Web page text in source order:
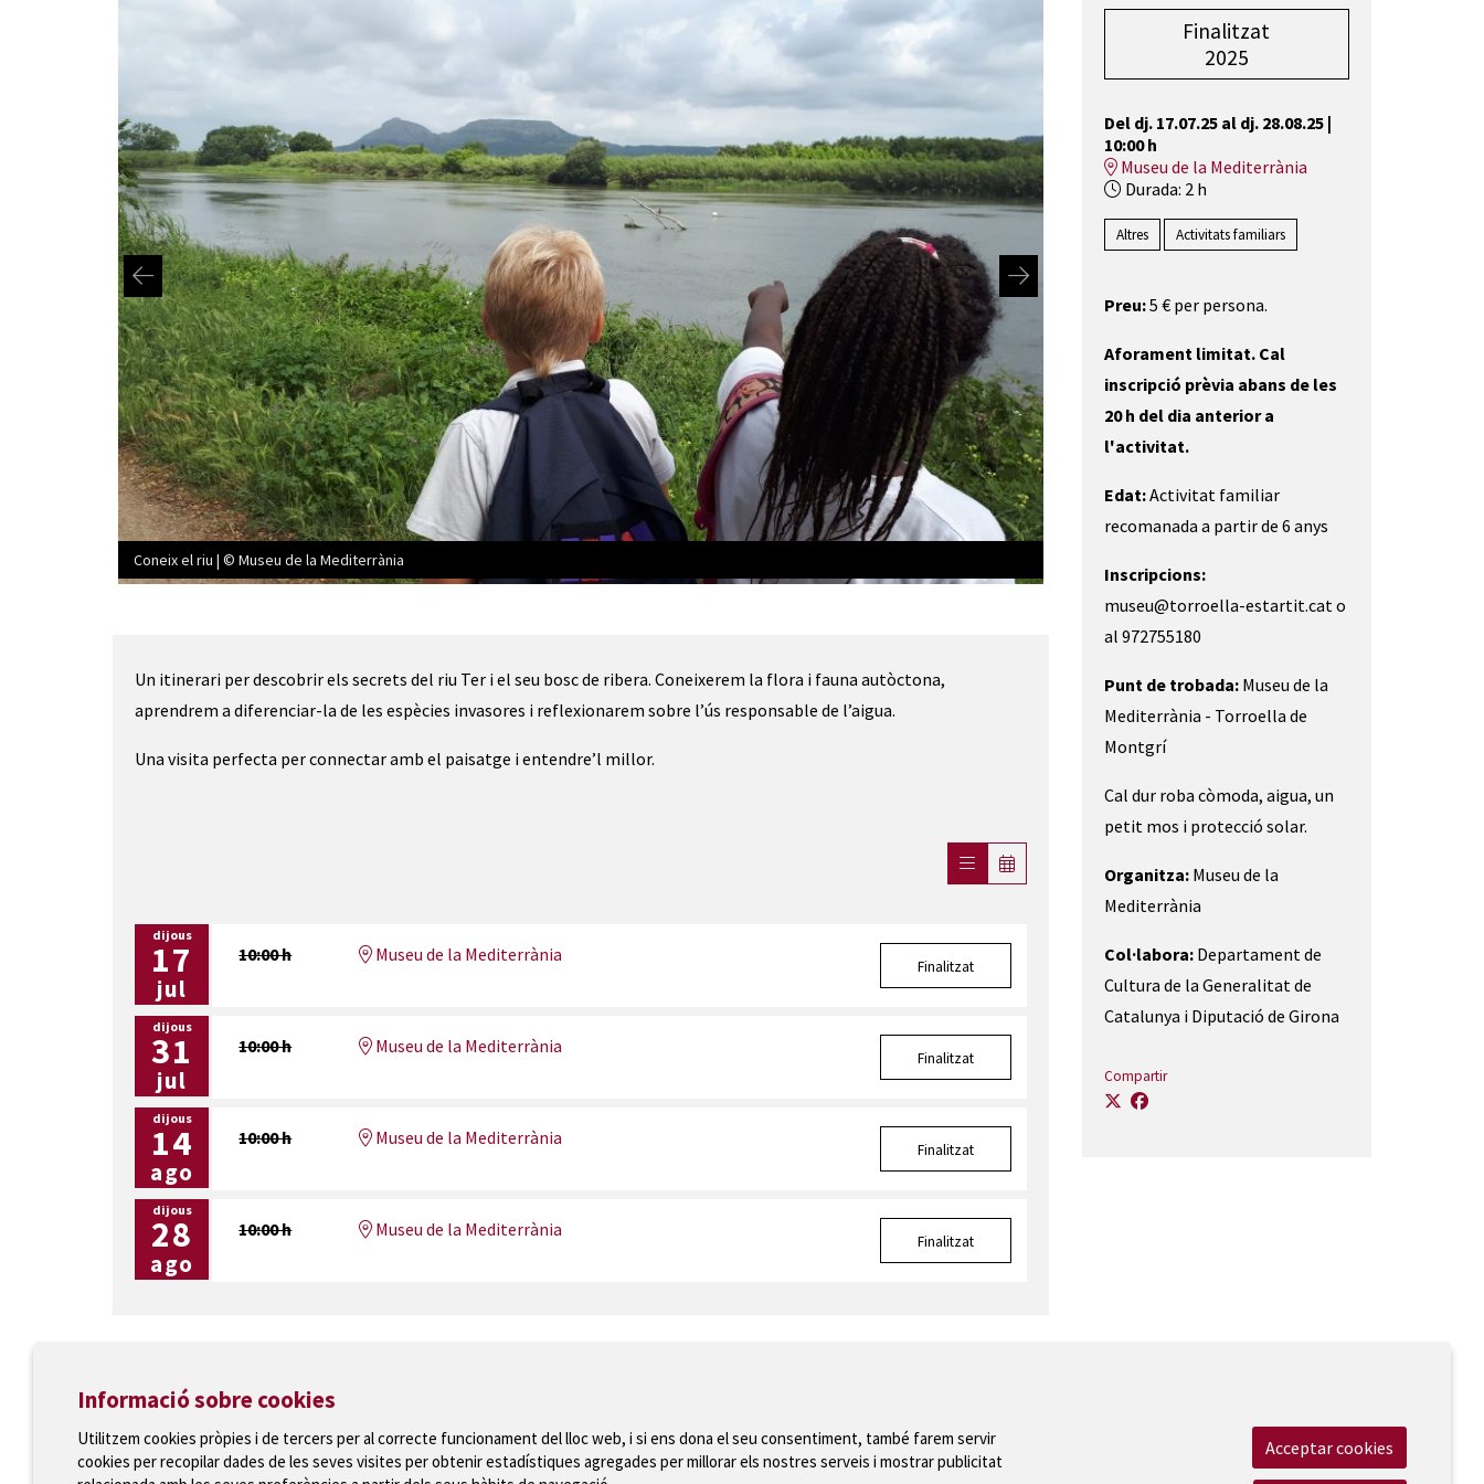
Coneix el riu | © Museu de la Mediterrània
Un itinerari per descobrir els secrets del riu Ter i el seu bosc de ribera. Coneixerem la flora i fauna autòctona,
aprendrem a diferenciar-la de les espècies invasores i reflexionarem sobre l’ús responsable de l’aigua.
Una visita perfecta per connectar amb el paisatge i entendre’l millor.
dijous
17
jul
10:00 h Museu de la Mediterrània
Finalitzat
dijous
31
jul
10:00 h Museu de la Mediterrània
Finalitzat
dijous
14
ago
10:00 h Museu de la Mediterrània
Finalitzat
dijous
28
ago
10:00 h Museu de la Mediterrània
Finalitzat
Finalitzat
2025
Del dj. 17.07.25al dj. 28.08.25|
10:00 h
Museu de la Mediterrània
Durada: 2 h
Altres Activitats familiars
Preu:5 € per persona.
Aforament limitat. Cal
inscripció prèvia abans de les
20 h del dia anterior a
l'activitat.
Edat:Activitat familiar
recomanada a partir de 6 anys
Inscripcions:
museu@torroella-estartit.cat o
al 972755180
Punt de trobada:Museu de la
Mediterrània - Torroella de
Montgrí
Cal dur roba còmoda, aigua, un
petit mos i protecció solar.
Organitza: Museu de la
Mediterrània
Col·labora:Departament de
Cultura de la Generalitat de
Catalunya i Diputació de Girona
Compartir
T 972 75 81 12 · Plaça de la Vila, 1 · 17257 Torroella de Montgrí
Informació sobre cookies
Utilitzem cookies pròpies i de tercers per al correcte funcionament del lloc web, i si ens dona el seu consentiment, també farem servir
cookies per recopilar dades de les seves visites per obtenir estadístiques agregades per millorar els nostres serveis i mostrar publicitat
Acceptar cookies